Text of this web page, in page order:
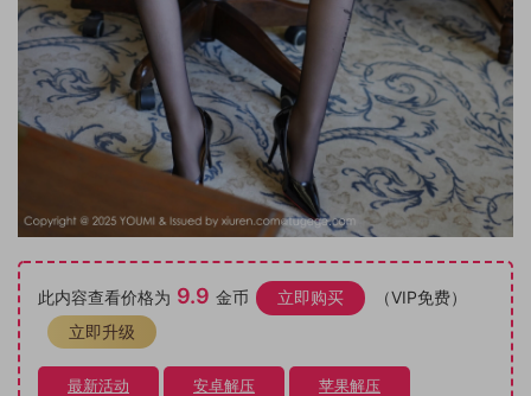
此内容查看价格为 9.9 金币 立即购买
（VIP免费）
立即升级
最新活动 安卓解压 苹果解压